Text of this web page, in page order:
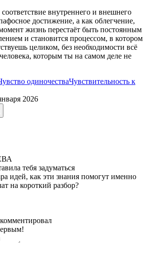
внутреннего и внешнего
достижение, а как облегчение,
жизнь перестаёт быть постоянным
и становится процессом, в котором
целиком, без необходимости всё
которым ты на самом деле не
одиночестваЧувствительность к
2026
тебя задуматься
идей, как эти знания помогут именно
на короткий разбор?